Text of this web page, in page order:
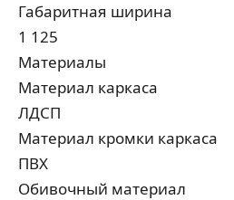
Габаритная ширина
1 125
Материалы
Материал каркаса
ЛДСП
Материал кромки каркаса
ПВХ
Обивочный материал